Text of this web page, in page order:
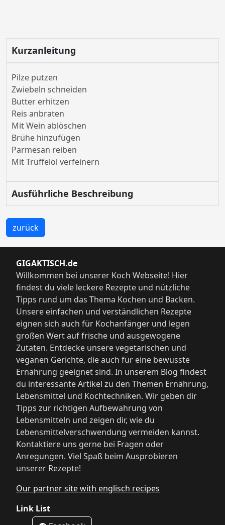
Kurzanleitung
Pilze putzen
Zwiebeln schneiden
Butter erhitzen
Reis anbraten
Mit Wein ablöschen
Brühe hinzufügen
Parmesan reiben
Mit Trüffelöl verfeinern
Ausführliche Beschreibung
zurück
GIGAKTISCH.de
Willkommen bei unserer Koch Webseite! Hier
findest du viele leckere Rezepte und nützliche
Tipps rund um das Thema Kochen und Backen.
Unsere einfachen und verständlichen Rezepte
eignen sich auch für Kochanfänger und legen
großen Wert auf frische und ausgewogene
Zutaten. Entdecke unsere vegetarischen und
veganen Gerichte, die auch für eine bewusste
Ernährung geeignet sind. In unserem Blog findest
du interessante Artikel zu den Themen Ernährung,
Lebensmittel und Kochtechniken. Wir geben dir
Tipps zur richtigen Aufbewahrung von
Lebensmitteln und zeigen dir, wie du
Lebensmittelverschwendung vermeiden kannst.
Kontaktiere uns gerne bei Fragen oder
Anregungen. Viel Spaß beim Ausprobieren
unserer Rezepte!
Our partner site with englisch recipes
Link List